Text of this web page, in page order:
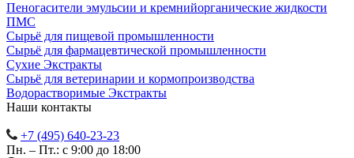
Пеногасители эмульсии и кремнийорганические жидкости
ПМС
Сырьё для пищевой промышленности
Сырьё для фармацевтической промышленности
Сухие Экстракты
Сырьё для ветеринарии и кормопроизводства
Водорастворимые Экстракты
Наши контакты
+7 (495) 640-23-23
Пн. – Пт.: с 9:00 до 18:00